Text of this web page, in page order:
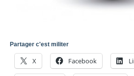
Partager c'est militer
X Facebook